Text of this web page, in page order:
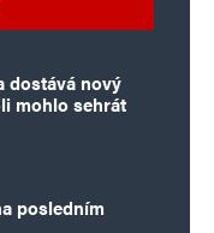
dostává nový
mohlo sehrát
posledním